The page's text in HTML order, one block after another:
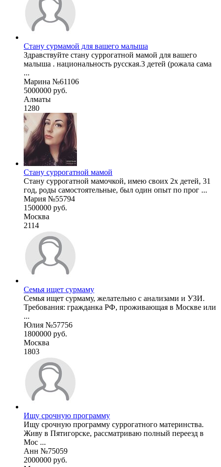
Стану сурмамой для вашего малыша
Здравствуйте стану суррогатной мамой для вашего
малыша . национальность русская.3 детей (рожала сама
...
Марина №61106
5000000 руб.
Алматы
1280
Стану суррогатной мамой
Стану суррогатной мамочкой, имею своих 2х детей, 31
год, роды самостоятельные, был один опыт по прог ...
Мария №55794
1500000 руб.
Москва
2114
Семья ищет сурмаму
Семья ищет сурмаму, желательно с анализами и УЗИ.
Требования: гражданка РФ, проживающая в Москве или
...
Юлия №57756
1800000 руб.
Москва
1803
Ищу срочную программу
Ищу срочную программу суррогатного материнства.
Живу в Пятигорске, рассматриваю полный переезд в
Мос ...
Анн №75059
2000000 руб.